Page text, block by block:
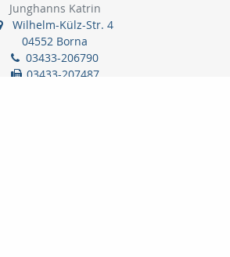
Junghanns Katrin
Wilhelm-Külz-Str. 4
04552 Borna
03433-206790
03433-207487